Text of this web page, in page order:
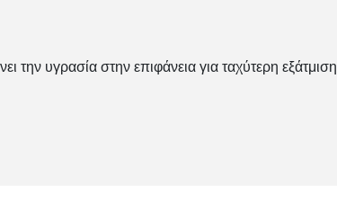
υγρασία στην επιφάνεια για ταχύτερη εξάτμιση